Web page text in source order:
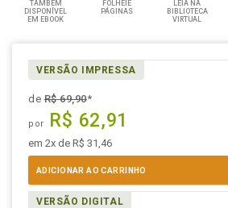
TAMBÉM
DISPONÍVEL
EM EBOOK
FOLHEIE
PÁGINAS
LEIA NA
BIBLIOTECA
VIRTUAL
VERSÃO IMPRESSA
deR$ 69,90*
por R$ 62,91
em 2x de R$ 31,46
ADICIONAR AO CARRINHO
VERSÃO DIGITAL